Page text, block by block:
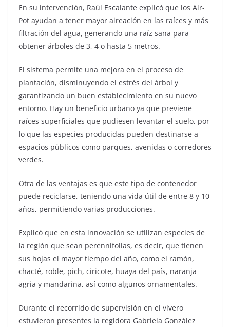
En su intervención, Raúl Escalante explicó que los Air-
Pot ayudan a tener mayor aireación en las raíces y más
filtración del agua, generando una raíz sana para
obtener árboles de 3, 4 o hasta 5 metros.
El sistema permite una mejora en el proceso de
plantación, disminuyendo el estrés del árbol y
garantizando un buen establecimiento en su nuevo
entorno. Hay un beneficio urbano ya que previene
raíces superficiales que pudiesen levantar el suelo, por
lo que las especies producidas pueden destinarse a
espacios públicos como parques, avenidas o corredores
verdes.
Otra de las ventajas es que este tipo de contenedor
puede reciclarse, teniendo una vida útil de entre 8 y 10
años, permitiendo varias producciones.
Explicó que en esta innovación se utilizan especies de
la región que sean perennifolias, es decir, que tienen
sus hojas el mayor tiempo del año, como el ramón,
chacté, roble, pich, ciricote, huaya del país, naranja
agria y mandarina, así como algunos ornamentales.
Durante el recorrido de supervisión en el vivero
estuvieron presentes la regidora Gabriela González